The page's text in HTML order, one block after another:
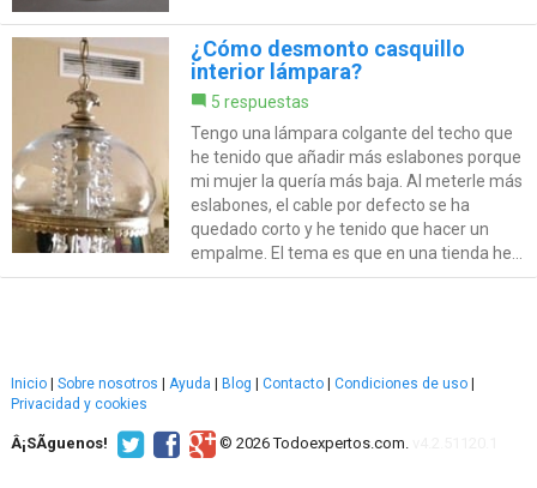
¿Cómo desmonto casquillo
interior lámpara?
5 respuestas
Tengo una lámpara colgante del techo que
he tenido que añadir más eslabones porque
mi mujer la quería más baja. Al meterle más
eslabones, el cable por defecto se ha
quedado corto y he tenido que hacer un
empalme. El tema es que en una tienda he...
Inicio | Sobre nosotros | Ayuda | Blog | Contacto | Condiciones de uso |
Privacidad y cookies
Â¡SÃ­guenos! © 2026 Todoexpertos.com.